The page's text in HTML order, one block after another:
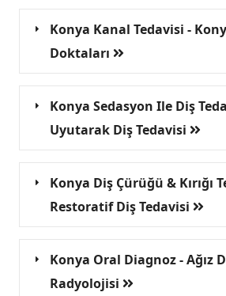
Konya Kanal Tedavisi -
Doktaları
Konya Sedasyon Ile Diş
Uyutarak Diş Tedavisi
Konya Diş Çürüğü & Kırığı
Restoratif Diş Tedavisi
Konya Oral Diagnoz - Ağız
Radyolojisi